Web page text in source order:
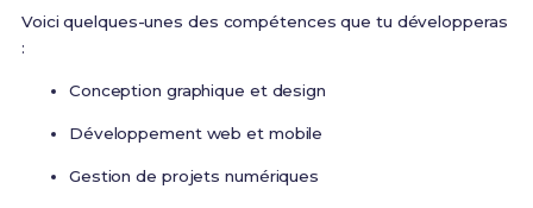
Voici quelques-unes des compétences que tu développeras
:
Conception graphique et design
Développement web et mobile
Gestion de projets numériques